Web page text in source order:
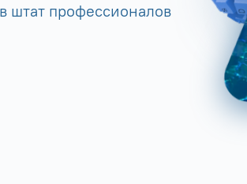
штат профессионалов